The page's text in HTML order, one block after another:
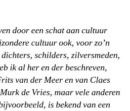
door een schat aan cultuur
cultuur ook, voor zo’n
schilders, zilversmeden,
ik al her en der beschreven,
van der Meer en van Claes
de Vries, maar vele anderen
is bekend van een